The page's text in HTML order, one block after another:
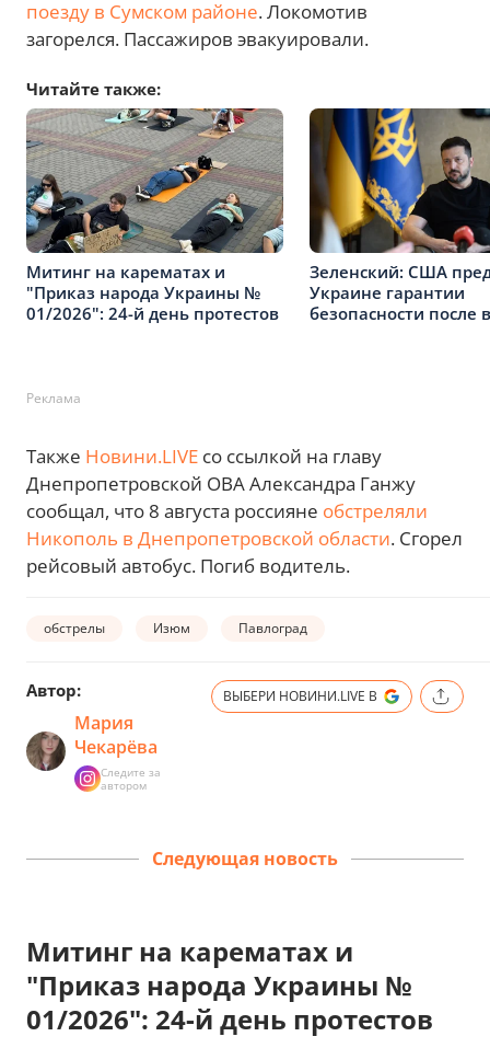
поезду в Сумском районе. Локомотив
загорелся. Пассажиров эвакуировали.
Читайте также:
Митинг на карематах и
"Приказ народа Украины №
01/2026": 24-й день протестов
Зеленский: США
Украине гарантии
безопасности после
Реклама
Также Новини.LIVE со ссылкой на главу
Днепропетровской ОВА Александра Ганжу
сообщал, что 8 августа россияне обстреляли
Никополь в Днепропетровской области. Сгорел
рейсовый автобус. Погиб водитель.
обстрелы Изюм Павлоград
Автор:
Мария
Чекарёва
Следите за
автором
ВЫБЕРИ НОВИНИ.LIVE В
Следующая новость
Митинг на карематах и
"Приказ народа Украины №
01/2026": 24-й день протестов